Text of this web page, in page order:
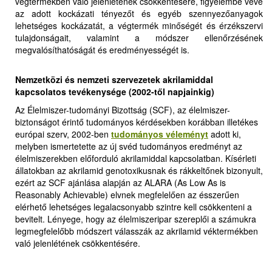
az adott kockázati tényezőt és egyéb szennyezőanyagok
lehetséges kockázatát, a végtermék minőségét és érzékszervi
tulajdonságait, valamint a módszer ellenőrzésének
megvalósíthatóságát és eredményességét is.
Nemzetközi és nemzeti szervezetek akrilamiddal
kapcsolatos tevékenysége (2002-től napjainkig)
Az Élelmiszer-tudományi Bizottság (SCF), az élelmiszer-
biztonságot érintő tudományos kérdésekben korábban illetékes
európai szerv, 2002-ben tudományos véleményt adott ki,
melyben ismertetette az új svéd tudományos eredményt az
élelmiszerekben előforduló akrilamiddal kapcsolatban. Kísérleti
állatokban az akrilamid genotoxikusnak és rákkeltőnek bizonyult,
ezért az SCF ajánlása alapján az ALARA (As Low As is
Reasonably Achievable) elvnek megfelelően az ésszerűen
elérhető lehetséges legalacsonyabb szintre kell csökkenteni a
bevitelt. Lényege, hogy az élelmiszeripar szereplői a számukra
legmegfelelőbb módszert válasszák az akrilamid véktermékben
való jelenlétének csökkentésére.